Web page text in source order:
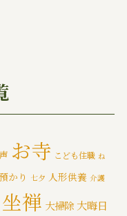
お寺 こども住職 ね
かり 七夕 人形供養 介護
坐禅 大掃除 大晦日